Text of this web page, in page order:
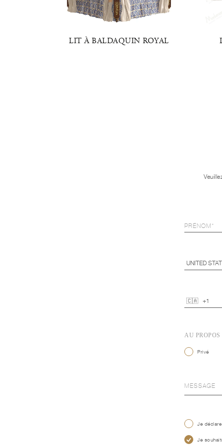
LIT À BALDAQUIN ROYAL
AU
Privé
Je
Je